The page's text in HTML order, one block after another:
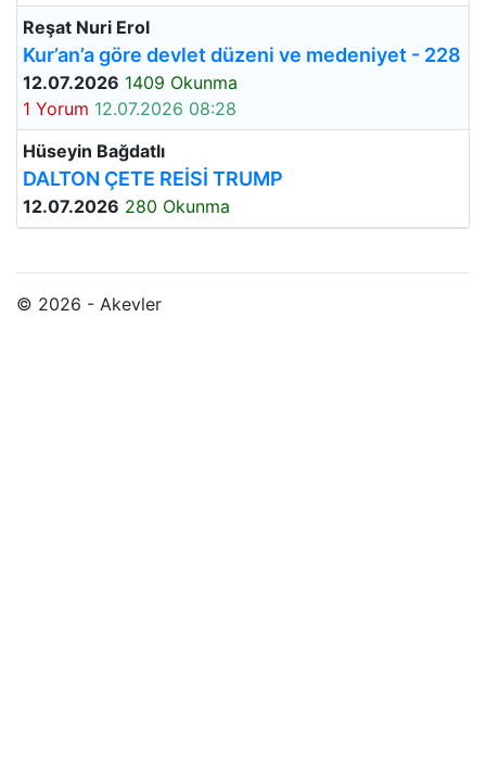
Reşat Nuri Erol
Kur’an’a göre devlet düzeni ve medeniyet - 228
12.07.2026 1409 Okunma
1 Yorum 12.07.2026 08:28
Hüseyin Bağdatlı
DALTON ÇETE REİSİ TRUMP
12.07.2026 280 Okunma
© 2026 - Akevler